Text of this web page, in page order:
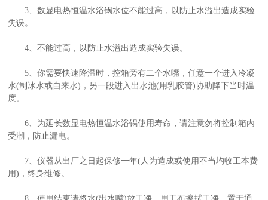
3、数显电热恒温水浴锅水位不能过高，以防止水溢出造成实验
失误。
4、不能过高，以防止水溢出造成实验失误。
5、你需要快速降温时，控箱旁有二个水嘴，任意一个进入冷凝
水(制冰水或自来水)，另一段进入出水池(用乳胶管)协助降下当时温
度。
6、为延长数显电热恒温水浴锅使用寿命，请注意勿将控制箱内
受潮，防止漏电。
7、仪器从出厂之日起保修一年(人为造成或使用不当均收工本费
用)，终身维修。